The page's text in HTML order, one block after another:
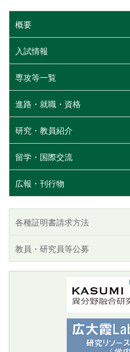
概要
入試情報
専攻等一覧
進路・就職・資格
研究・教員紹介
留学・国際交流
広報・刊行物
各種証明書請求方法
教員・研究員等公募